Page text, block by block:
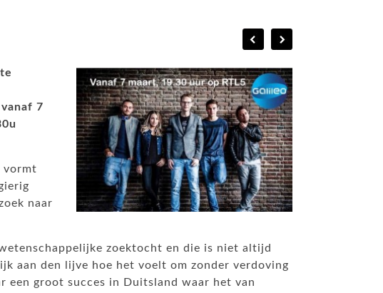
7
vormt
naar
zoektocht en die is niet altijd
aan den lijve hoe het voelt om zonder verdoving
een groot succes in Duitsland waar het van